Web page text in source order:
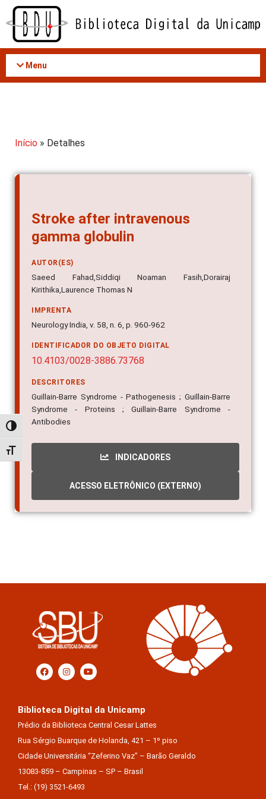
Acessar
conteúdo
Alternar alto contraste
Alternar tamanho da fonte
Menu
Início » Detalhes
Stroke after intravenous
gamma globulin
AUTOR(ES)
Saeed Fahad,Siddiqi Noaman Fasih,Dorairaj
Kirithika,Laurence Thomas N
IMPRENTA
Neurology India, v. 58, n. 6, p. 960-962
IDENTIFICADOR DO OBJETO DIGITAL
10.4103/0028-3886.73768
DESCRITORES
Guillain-Barre Syndrome - Pathogenesis ; Guillain-Barre
Syndrome - Proteins ; Guillain-Barre Syndrome -
Antibodies
INDICADORES
ACESSO ELETRÔNICO (EXTERNO)
Biblioteca Digital da Unicamp
Prédio da Biblioteca Central Cesar Lattes
Rua Sérgio Buarque de Holanda, 421 – 1º piso
Cidade Universitária “Zeferino Vaz” – Barão Geraldo
13083-859 – Campinas – SP – Brasil
Tel.: (19) 3521-6493